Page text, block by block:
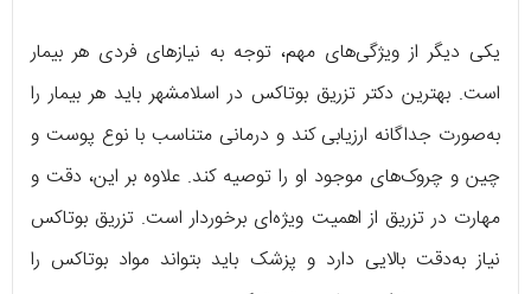
یکی دیگر از ویژگی‌های مهم، توجه به نیازهای فردی هر بیمار
است. بهترین دکتر تزریق بوتاکس در اسلامشهر باید هر بیمار را
به‌صورت جداگانه ارزیابی کند و درمانی متناسب با نوع پوست و
چین و چروک‌های موجود او را توصیه کند. علاوه بر این، دقت و
مهارت در تزریق از اهمیت ویژه‌ای برخوردار است. تزریق بوتاکس
نیاز به‌دقت بالایی دارد و پزشک باید بتواند مواد بوتاکس را